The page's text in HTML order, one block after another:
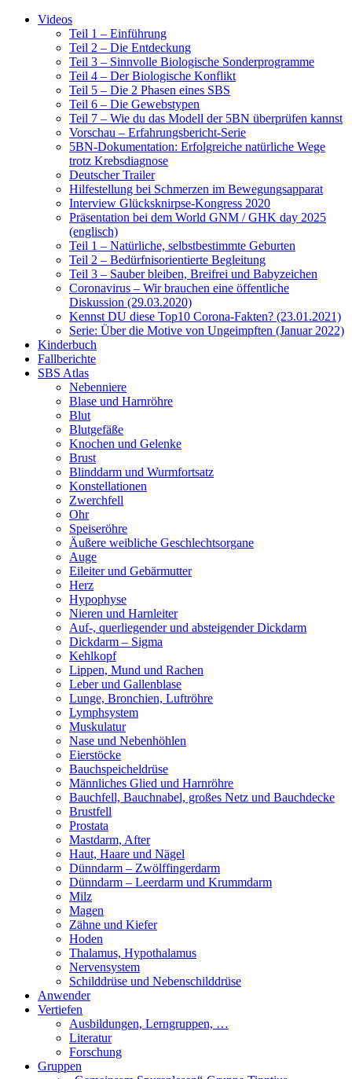
Videos
Teil 1 – Einführung
Teil 2 – Die Entdeckung
Teil 3 – Sinnvolle Biologische Sonderprogramme
Teil 4 – Der Biologische Konflikt
Teil 5 – Die 2 Phasen eines SBS
Teil 6 – Die Gewebstypen
Teil 7 – Wie du das Modell der 5BN überprüfen kannst
Vorschau – Erfahrungsbericht-Serie
5BN-Dokumentation: Erfolgreiche natürliche Wege
trotz Krebsdiagnose
Deutscher Trailer
Hilfestellung bei Schmerzen im Bewegungsapparat
Interview Glücksknirpse-Kongress 2020
Präsentation bei dem World GNM / GHK day 2025
(englisch)
Teil 1 – Natürliche, selbstbestimmte Geburten
Teil 2 – Bedürfnisorientierte Begleitung
Teil 3 – Sauber bleiben, Breifrei und Babyzeichen
Coronavirus – Wir brauchen eine öffentliche
Diskussion (29.03.2020)
Kennst DU diese Top10 Corona-Fakten? (23.01.2021)
Serie: Über die Motive von Ungeimpften (Januar 2022)
Kinderbuch
Fallberichte
SBS Atlas
Nebenniere
Blase und Harnröhre
Blut
Blutgefäße
Knochen und Gelenke
Brust
Blinddarm und Wurmfortsatz
Konstellationen
Zwerchfell
Ohr
Speiseröhre
Äußere weibliche Geschlechtsorgane
Auge
Eileiter und Gebärmutter
Herz
Hypophyse
Nieren und Harnleiter
Auf-, querliegender und absteigender Dickdarm
Dickdarm – Sigma
Kehlkopf
Lippen, Mund und Rachen
Leber und Gallenblase
Lunge, Bronchien, Luftröhre
Lymphsystem
Muskulatur
Nase und Nebenhöhlen
Eierstöcke
Bauchspeicheldrüse
Männliches Glied und Harnröhre
Bauchfell, Bauchnabel, großes Netz und Bauchdecke
Brustfell
Prostata
Mastdarm, After
Haut, Haare und Nägel
Dünndarm – Zwölffingerdarm
Dünndarm – Leerdarm und Krummdarm
Milz
Magen
Zähne und Kiefer
Hoden
Thalamus, Hypothalamus
Nervensystem
Schilddrüse und Nebenschilddrüse
Anwender
Vertiefen
Ausbildungen, Lerngruppen, …
Literatur
Forschung
Gruppen